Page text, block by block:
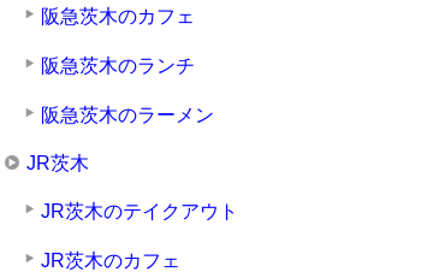
阪急茨木のカフェ
阪急茨木のランチ
阪急茨木のラーメン
JR茨木
JR茨木のテイクアウト
JR茨木のカフェ